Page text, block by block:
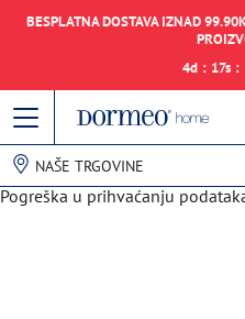
BESPLATNA DOSTAVA IZNAD
4d : 17s :
NAŠE TRGOVINE
Pogreška u prihvaćanju